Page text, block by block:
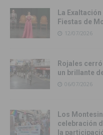
La
Fiestas de
12/07/2026
Rojales
un brillante
06/07/2026
Los
celebración
la